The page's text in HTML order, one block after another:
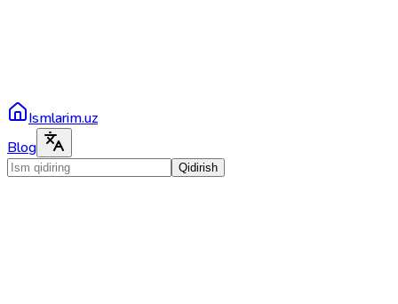
Ismlarim.uz
Blog
Qidirish